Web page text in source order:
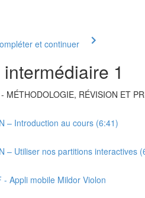
et continuer
1
MÉTHODOLOGIE, RÉVISION ET
– Introduction au cours (6:41)
– Utiliser nos partitions interactives
- Appli mobile Mildor Violon